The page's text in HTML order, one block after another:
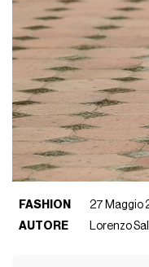
FASHION
27 Maggio
AUTORE
Lorenzo